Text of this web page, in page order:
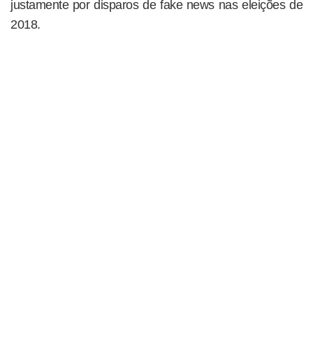
justamente por disparos de fake news nas eleições de
2018.